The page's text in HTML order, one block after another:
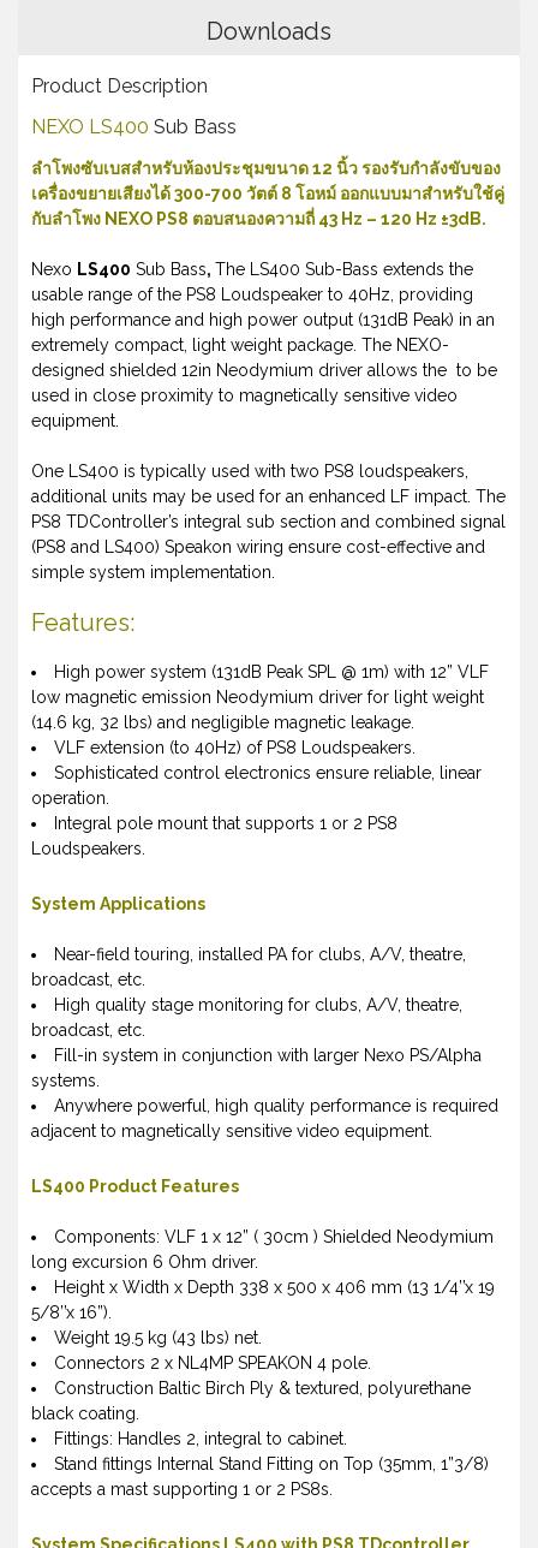
Downloads
Product Description
NEXO LS400 Sub Bass
ลำโพงซับเบสสำหรับห้องประชุมขนาด 12 นิ้ว รองรับกำลังขับของ
เครื่องขยายเสียงได้ 300-700 วัตต์ 8 โอหม์ ออกแบบมาสำหรับใช้คู่
กับลำโพง NEXO PS8 ตอบสนองความถี่ 43 Hz – 120 Hz ±3dB.
Nexo LS400 Sub Bass, The LS400 Sub-Bass extends the
usable range of the PS8 Loudspeaker to 40Hz, providing
high performance and high power output (131dB Peak) in an
extremely compact, light weight package. The NEXO-
designed shielded 12in Neodymium driver allows the to be
used in close proximity to magnetically sensitive video
equipment.
One LS400 is typically used with two PS8 loudspeakers,
additional units may be used for an enhanced LF impact. The
PS8 TDController’s integral sub section and combined signal
(PS8 and LS400) Speakon wiring ensure cost-effective and
simple system implementation.
Features:
High power system (131dB Peak SPL @ 1m) with 12” VLF
low magnetic emission Neodymium driver for light weight
(14.6 kg, 32 lbs) and negligible magnetic leakage.
VLF extension (to 40Hz) of PS8 Loudspeakers.
Sophisticated control electronics ensure reliable, linear
operation.
Integral pole mount that supports 1 or 2 PS8
Loudspeakers.
System Applications
Near-field touring, installed PA for clubs, A/V, theatre,
broadcast, etc.
High quality stage monitoring for clubs, A/V, theatre,
broadcast, etc.
Fill-in system in conjunction with larger Nexo PS/Alpha
systems.
Anywhere powerful, high quality performance is required
adjacent to magnetically sensitive video equipment.
LS400 Product Features
Components: VLF 1 x 12” ( 30cm ) Shielded Neodymium
long excursion 6 Ohm driver.
Height x Width x Depth 338 x 500 x 406 mm (13 1/4’’x 19
5/8’’x 16”).
Weight 19.5 kg (43 lbs) net.
Connectors 2 x NL4MP SPEAKON 4 pole.
Construction Baltic Birch Ply & textured, polyurethane
black coating.
Fittings: Handles 2, integral to cabinet.
Stand fittings Internal Stand Fitting on Top (35mm, 1”3/8)
accepts a mast supporting 1 or 2 PS8s.